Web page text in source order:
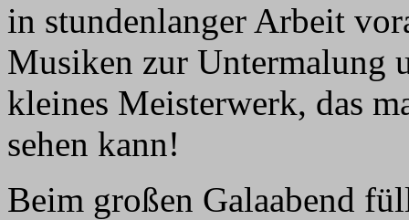
in stundenlanger Arbeit
Musiken zur Untermalung
kleines Meisterwerk, das
sehen kann!
Beim großen Galaabend